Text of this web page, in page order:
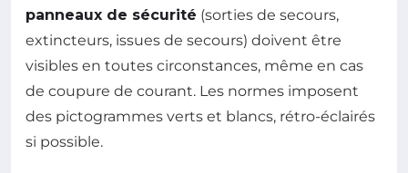
panneaux de sécurité (sorties de secours,
extincteurs, issues de secours) doivent être
visibles en toutes circonstances, même en cas
de coupure de courant. Les normes imposent
des pictogrammes verts et blancs, rétro-éclairés
si possible.